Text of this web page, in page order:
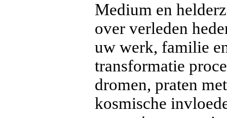
Medium en
over verleden
uw werk, familie
transformatie
dromen, praten
kosmische